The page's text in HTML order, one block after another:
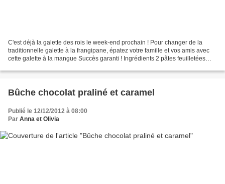
C'est déjà la galette des rois le week-end prochain ! Pour changer de la
traditionnelle galette à la frangipane, épatez votre famille et vos amis avec
cette galette à la mangue Succès garanti ! Ingrédients 2 pâtes feuilletées
Bûche chocolat praliné et caramel
Publié le 12/12/2012 à 08:00
Par Anna et Olivia